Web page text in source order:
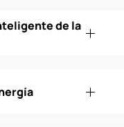
de la